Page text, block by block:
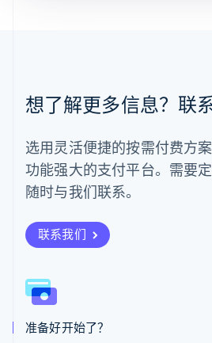
想了解更多信息？联
选用灵活便捷的按需付费方
功能强大的支付平台。需要
随时与我们联系。
联系我们
准备好开始了？
PortuguêsEnglish
日本
瑞典
SvenskaEnglish
瑞士
DeutschFrançaisItaliano
English
斯洛伐克
斯洛文尼亚
English
泰国
ไทยEnglish